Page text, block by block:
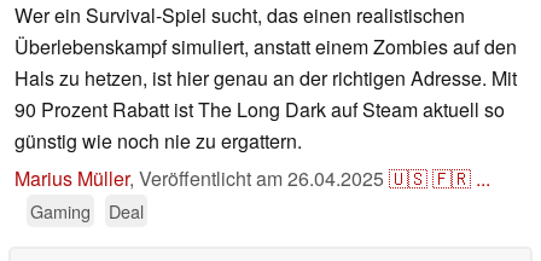
Wer ein Survival-Spiel sucht, das einen realistischen
Überlebenskampf simuliert, anstatt einem Zombies auf den
Hals zu hetzen, ist hier genau an der richtigen Adresse. Mit
90 Prozent Rabatt ist The Long Dark auf Steam aktuell so
günstig wie noch nie zu ergattern.
Marius Müller, Veröffentlicht am26.04.2025🇺🇸🇫🇷 ...
Gaming Deal